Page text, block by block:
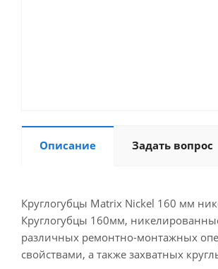
Описание Задать вопрос
Круглогубцы Matrix Nickel 160 мм
Круглогубцы 160мм,
различных ремонтно-монтажных
свойствами, а также захватных